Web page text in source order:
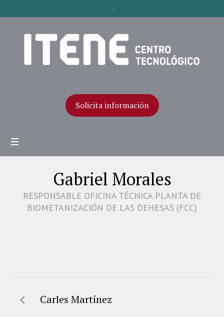
Solicita información
Gabriel Morales
RESPONSABLE OFICINA TÉCNICA PLANTA DE
BIOMETANIZACIÓN DE LAS DEHESAS (FCC)
Carles Martínez